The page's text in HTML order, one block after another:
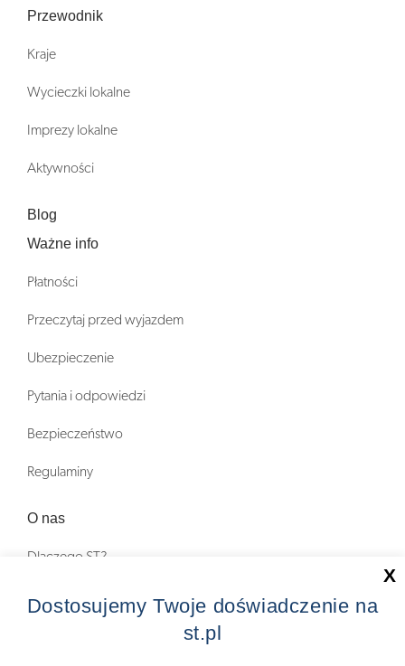
Przewodnik
Kraje
Wycieczki lokalne
Imprezy lokalne
Aktywności
Blog
Ważne info
Płatności
Przeczytaj przed wyjazdem
Ubezpieczenie
Pytania i odpowiedzi
Bezpieczeństwo
Regulaminy
O nas
Dlaczego ST?
Dostosujemy Twoje doświadczenie na
st.pl
X